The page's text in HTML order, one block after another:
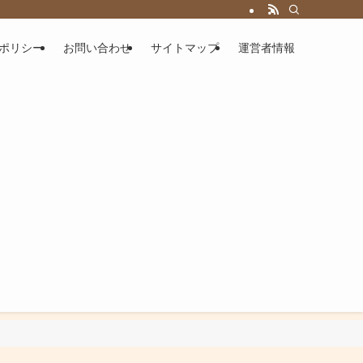
リシー お問い合わせ サイトマップ 運営者情報